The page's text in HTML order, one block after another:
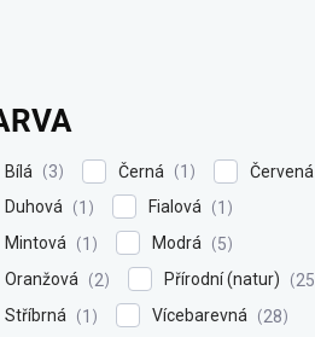
Bílá 3 Černá 1 Červená
Duhová
1 Fialová
1
Mintová
1 Modrá
5
Oranžová
2 Přírodní (natur)
25
Stříbrná
1 Vícebarevná
28